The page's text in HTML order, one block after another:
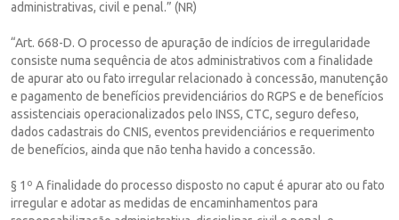
administrativas, civil e penal.” (NR)
“Art. 668-D. O processo de apuração de indícios de irregularidade
consiste numa sequência de atos administrativos com a finalidade
de apurar ato ou fato irregular relacionado à concessão, manutenção
e pagamento de benefícios previdenciários do RGPS e de benefícios
assistenciais operacionalizados pelo INSS, CTC, seguro defeso,
dados cadastrais do CNIS, eventos previdenciários e requerimento
de benefícios, ainda que não tenha havido a concessão.
§ 1º A finalidade do processo disposto no caput é apurar ato ou fato
irregular e adotar as medidas de encaminhamentos para